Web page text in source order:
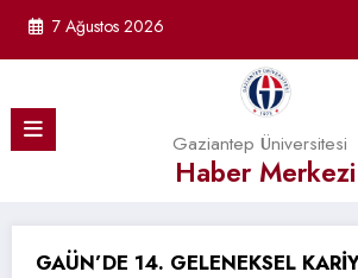
7 Ağustos 2026
Gaziantep Üniversitesi
Haber Merkezi
GAÜN’DE 14. GELENEKSEL